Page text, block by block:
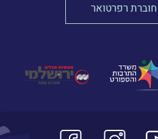
חוברת רפרטואר